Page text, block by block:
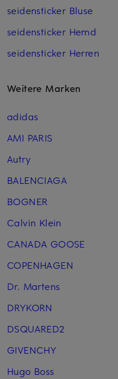
seidensticker Bluse
seidensticker Hemd
seidensticker Herren
Weitere Marken
adidas
AMI PARIS
Autry
BALENCIAGA
BOGNER
Calvin Klein
CANADA GOOSE
COPENHAGEN
Dr. Martens
DRYKORN
DSQUARED2
GIVENCHY
Hugo Boss